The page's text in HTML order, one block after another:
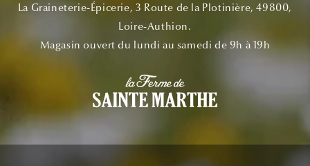
La Graineterie-Épicerie, 3 Route de la Plotinière, 49800,
Loire-Authion.
Magasin ouvert du lundi au samedi de 9h à 19h